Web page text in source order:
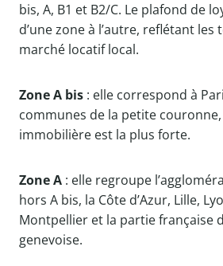
bis, A, B1 et B2/C. Le plafond de
d’une zone à l’autre, reflétant les
marché locatif local.
Zone A bis : elle correspond à
communes de la petite
immobilière est la plus forte.
Zone A : elle regroupe
hors A bis, la Côte d’Azur, Lille,
Montpellier et la partie française
genevoise.